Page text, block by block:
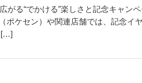
がる“でかける”楽しさと記念キャン
ポケセン）や関連店舗では、記念イ
[…]